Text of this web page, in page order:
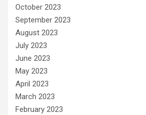
October 2023
September 2023
August 2023
July 2023
June 2023
May 2023
April 2023
March 2023
February 2023